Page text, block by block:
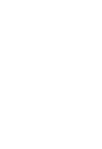
Liverpool získal z
Real. Kluby
na štadióne